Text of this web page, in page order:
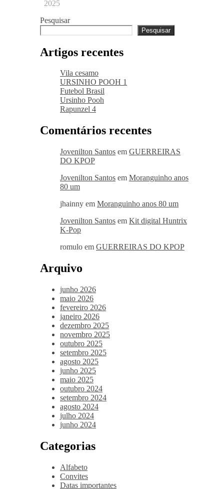
2025
Pesquisar
Pesquisar
Artigos recentes
Vila cesamo
URSINHO POOH 1
Futebol Brasil
Ursinho Pooh
Rapunzel 4
Comentários recentes
Jovenilton Santos em GUERREIRAS
DO KPOP
Jovenilton Santos em Moranguinho anos
80 um
jhainny em Moranguinho anos 80 um
Jovenilton Santos em Kit digital Huntrix
K-Pop
romulo em GUERREIRAS DO KPOP
Arquivo
junho 2026
maio 2026
fevereiro 2026
janeiro 2026
dezembro 2025
novembro 2025
outubro 2025
setembro 2025
agosto 2025
junho 2025
maio 2025
outubro 2024
setembro 2024
agosto 2024
julho 2024
junho 2024
Categorias
Alfabeto
Convites
Datas importantes